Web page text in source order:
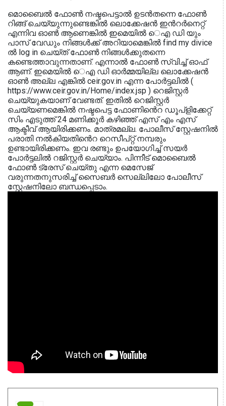
മൊബൈൽ ഫോൺ നഷ്ടപെട്ടാൽ ഉടൻതന്നെ ഫോൺ
റിങ്ങ് ചെയ്യുന്നുണ്ടെങ്കിൽ ലൊക്കേഷൻ ഇൻറർനെറ്റ്
എന്നിവ ഓൺ ആണെങ്കിൽ ഇമെയിൽ െഎ ഡി യും
പാസ് വേഡും നിങ്ങൾക്ക് അറിയാമെങ്കിൽ find my divice
ൽ log in ചെയ്ത് ഫോൺ നിങ്ങൾക്കുതന്നെ
കണ്ടെത്താവുന്നതാണ്. എന്നാൽ ഫോൺ സ്വിച്ച് ഓഫ്
ആണ്. ഇമെയിൽ െഎ ഡി ഓർമ്മയില്ല ലൊക്കേഷൻ
ഓൺ അല്ല എങ്കിൽ ceir.gov.in എന്ന പോർട്ടലിൽ (
https://www.ceir.gov.in/Home/index.jsp ) റെജിസ്റ്റർ
ചെയ്യുകയാണ് വേണ്ടത്. ഇതിൽ റെജിസ്റ്റർ
ചെയ്യണമെങ്കിൽ നഷ്ടപെട്ട ഫോണിൻെറ ഡൂപ്ളിക്കേറ്റ്
സിം എടുത്ത് 24 മണിക്കൂർ കഴിഞ്ഞ് എസ് എം എസ്
ആക്ടീവ് ആയിരിക്കണം. മാത്രമല്ല. പോലീസ് സ്റ്റേഷനിൽ
പരാതി നൽകിയതിൻെറ റെസീപ്റ്റ് നമ്പരും
ഉണ്ടായിരിക്കണം. ഇവ രണ്ടും ഉപയോഗിച്ച് സയർ
പോർട്ടലിൽ റജിസ്റ്റർ ചെയ്യാം. പിന്നീട് മൊബൈൽ
ഫോൺ ട്രേസ് ചെയ്തു എന്ന മെസേജ്
വരുന്നതനുസരിച്ച് സൈബർ സെല്ലിലോ പോലീസ്
സ്റ്റേഷനിലോ ബന്ധപ്പെടാം.